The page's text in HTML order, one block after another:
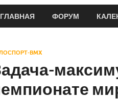
ГЛАВНАЯ ФОРУМ
BMX